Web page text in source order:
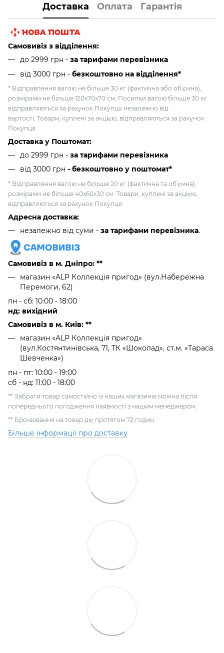
Доставка Оплата Гарантія
Самовивіз з відділення:
до 2999 грн - за тарифами перевізника
від 3000 грн - безкоштовно на відділення*
* Відправлення вагою не більше 30 кг (фактична або об'ємна),
розмірами не більше 120х70х70 см. Посилки вагою більше 30 кг
відправляються за рахунок Покупця незалежно від
вартості. Товари, куплені за акцією, відправляються за рахунок
Покупця.
Доставка у Поштомат:
до 2999 грн - за тарифами перевізника
від 3000 грн - безкоштовно у поштомат*
* Відправлення вагою не більше 20 кг (фактична та об'ємна),
розмірами не більше 40х60х30 см. Товари, куплені за акцією,
відправляються за рахунок Покупця.
Адресна доставка:
незалежно від суми - за тарифами перевізника.
Самовивіз в м. Дніпро: **
магазин «ALP Коллекція пригод» (вул.Набережна
Перемоги, 62)
пн - сб: 10:00 - 18:00
нд: вихідний
Самовивіз в м. Київ: **
магазин «ALP Коллекція пригод»
(вул.Костянтинівська, 71, ТК «Шоколад», ст.м. «Тараса
Шевченка»)
пн - пт: 10:00 - 19:00
сб - нд: 11:00 - 18:00
** Забрати товар самостійно із наших магазинів можна після
попереднього погодження наявності з нашим менеджером.
** Бронювання на товар діє протягом 72 годин.
Більше інформації про доставку